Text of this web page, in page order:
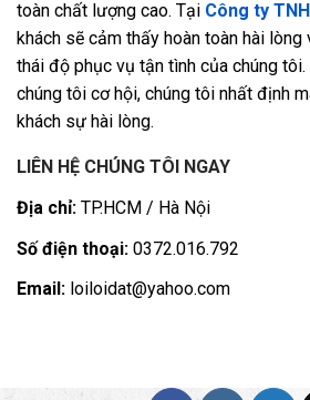
toàn chất lượng cao. Tại Công ty
khách sẽ cảm thấy hoàn toàn hài
thái độ phục vụ tận tình của chúng
chúng tôi cơ hội, chúng tôi nhất định
khách sự hài lòng.
LIÊN HỆ CHÚNG TÔI NGAY
Địa chỉ: TP.HCM / Hà Nội
Số điện thoại: 0372.016.792
Email: loiloidat@yahoo.com